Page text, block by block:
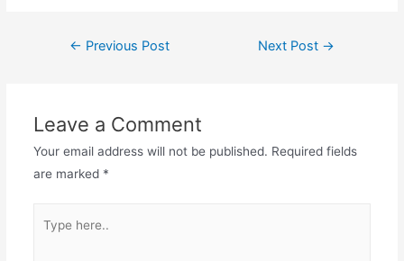
Post← Previous Post Next Post →
Leave a Comment
Your email address will not be published. Required fields
are marked *
here..